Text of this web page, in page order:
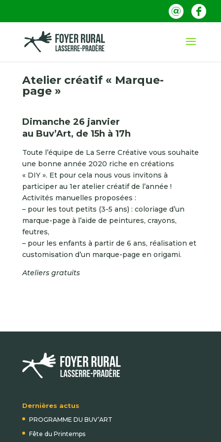
Atelier créatif « Marque-
page »
Dimanche 26 janvier
au Buv’Art, de 15h à 17h
Toute l’équipe de La Serre Créative vous souhaite
une bonne année 2020 riche en créations
« DIY ». Et pour cela nous vous invitons à
participer au 1er atelier créatif de l’année !
Activités manuelles proposées :
– pour les tout petits (3-5 ans) : coloriage d’un
marque-page à l’aide de peintures, crayons,
feutres,
– pour les enfants à partir de 6 ans, réalisation et
customisation d’un marque-page en origami.
Ateliers gratuits
Dernières actus
PROGRAMME DU BUV’ART
Fête du Printemps